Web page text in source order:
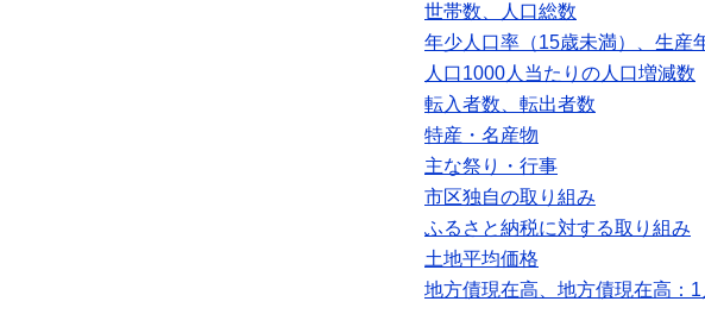
世帯数、人口総数
年少人口率（15歳未満）、生産
人口1000人当たりの人口増減数
転入者数、転出者数
特産・名産物
主な祭り・行事
市区独自の取り組み
ふるさと納税に対する取り組み
土地平均価格
地方債現在高、地方債現在高：1